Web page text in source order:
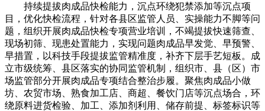
持续提拔肉成品快检能力，沉点环绕犯禁添加等沉点项
目，优化快检流程，针对各县区监管人员、实操能力不脚等问
题，组织开展肉成品快检专项营业培训，不竭提拔快速筛查、
现场初筛、现患处置能力，实现问题肉成品早发觉、早预警、
早措置，以科技手段提拔监管精准度，补齐下层手艺短板。成
立市级统筹、县区落实的协同监管机制，组织市、县（区）市
场监管部分开展肉成品专项结合整治步履。聚焦肉成品小做
坊、农贸市场、熟食加工店、商超、餐饮门店等沉点场合，环
绕原料进货检验、加工、添加剂利用、储存前提、标签标识等